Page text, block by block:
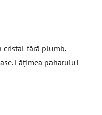
cristal fără plumb.
Lățimea paharului